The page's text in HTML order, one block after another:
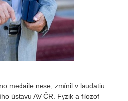
medaile nese, zmínil v laudatiu
ústavu AV ČR. Fyzik a filozof